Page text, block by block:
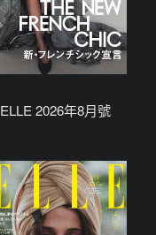
ELLE 2026年8月號